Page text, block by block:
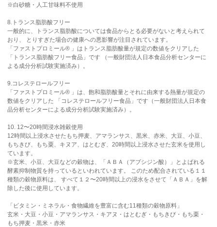
※白砂糖・人工甘味料不使用
8.トランス脂肪酸フリー
一般的に、トランス脂肪酸については食品からとる必要がないと考えられて
おり、 とりすぎた場合の健康への悪影響が注目されています。
「ファストプロミール® 」はトランス脂肪酸量が規定の数値をクリアした
「トランス脂肪酸フリー食品」です （一般財団法人日本食品分析センターに
よる成分分析試験実施済み）。
9.コレステロールフリー
「ファストプロミール® 」は、飽和脂肪酸量とそれに由来する熱量が規定の
数値をクリアした 「コレステロールフリー食品」です（一般財団法人日本食
品分析センターによる成分分析試験実施済み）。
10. 12〜20時間浸水雑穀使用
12時間以上浸水させたもち押麦、アマランサス、黒米、赤米、大豆、小豆、
もちきび、もち粟、キヌア、はとむぎ、20時間以上浸水させた玄米を使用し
ています。
※玄米、小豆、大豆などの穀物は、「ＡＢＡ（アブシジン酸）」とよばれる
酵素抑制物質を持っているといわれています。 このため配合されている１１
種類の穀物原料は、 すべて１２〜20時間以上の浸水をさせて「ＡＢＡ」を解
除した後に使用しています。
「ビタミン・ミネラル・食物繊維を豊富に含む11種類の穀物原料」
玄米・大豆・小豆・アマランサス・キアヌ・はとむぎ・もちきび・もち栗・
もち押麦・黒米・赤米